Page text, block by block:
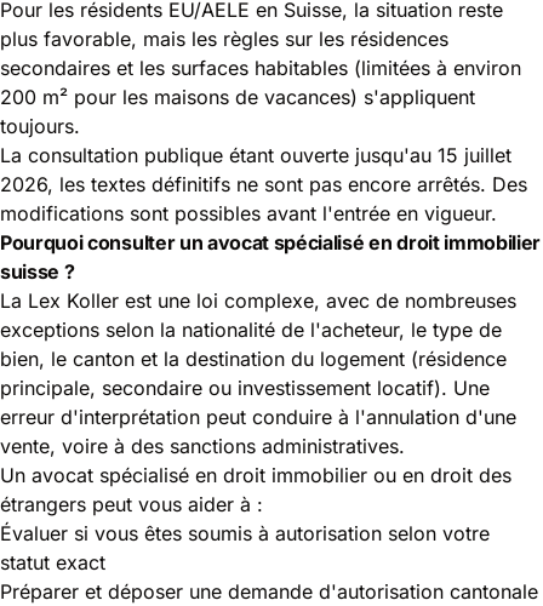
Pour les résidents EU/AELE en Suisse, la situation reste
plus favorable, mais les règles sur les résidences
secondaires et les surfaces habitables (limitées à environ
200 m² pour les maisons de vacances) s'appliquent
toujours.
La consultation publique étant ouverte jusqu'au 15 juillet
2026, les textes définitifs ne sont pas encore arrêtés. Des
modifications sont possibles avant l'entrée en vigueur.
Pourquoi consulter un avocat spécialisé en droit immobilier
suisse ?
La Lex Koller est une loi complexe, avec de nombreuses
exceptions selon la nationalité de l'acheteur, le type de
bien, le canton et la destination du logement (résidence
principale, secondaire ou investissement locatif). Une
erreur d'interprétation peut conduire à l'annulation d'une
vente, voire à des sanctions administratives.
Un avocat spécialisé en droit immobilier ou en droit des
étrangers peut vous aider à :
Évaluer si vous êtes soumis à autorisation selon votre
statut exact
Préparer et déposer une demande d'autorisation cantonale